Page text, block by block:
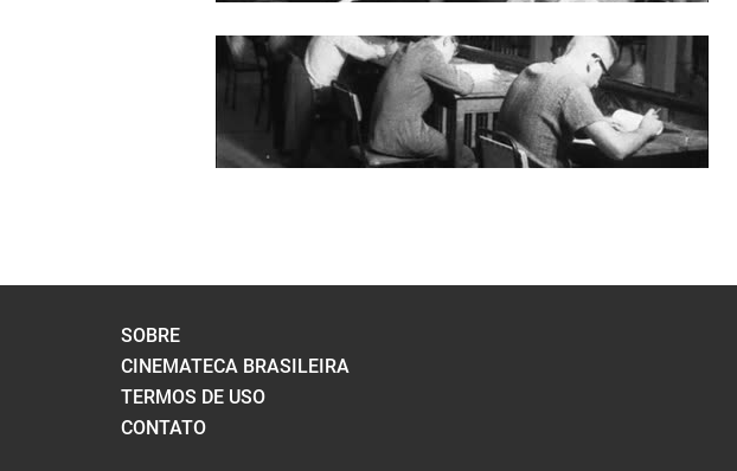
SOBRE
CINEMATECA BRASILEIRA
TERMOS DE USO
CONTATO